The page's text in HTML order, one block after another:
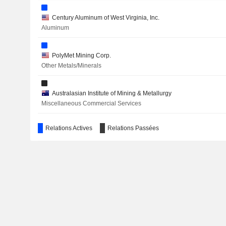
SEADRILL LIMITED
FLYEXCLUSIVE, INC.
Century Aluminum of West Virginia, Inc.
Aluminum
PolyMet Mining Corp.
Other Metals/Minerals
Australasian Institute of Mining & Metallurgy
Miscellaneous Commercial Services
The Business Council
Relations Actives Relations Passées